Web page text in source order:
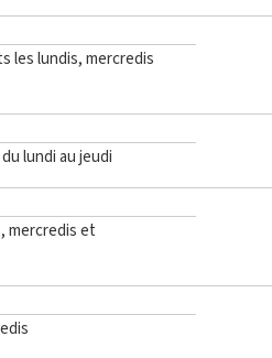
les lundis, mercredis
lundi au jeudi
mercredis et